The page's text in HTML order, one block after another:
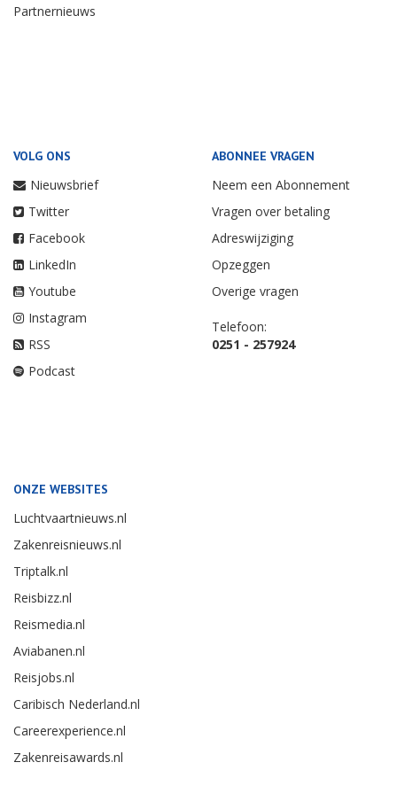
Partnernieuws
VOLG ONS
Nieuwsbrief
Twitter
Facebook
LinkedIn
Youtube
Instagram
RSS
Podcast
ABONNEE VRAGEN
Neem een Abonnement
Vragen over betaling
Adreswijziging
Opzeggen
Overige vragen
Telefoon:
0251 - 257924
ONZE WEBSITES
Luchtvaartnieuws.nl
Zakenreisnieuws.nl
Triptalk.nl
Reisbizz.nl
Reismedia.nl
Aviabanen.nl
Reisjobs.nl
Caribisch Nederland.nl
Careerexperience.nl
Zakenreisawards.nl